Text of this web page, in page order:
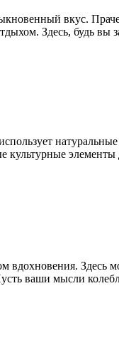
вкус.
Здесь, будь
вдохновения. Здесь
ваши мысли